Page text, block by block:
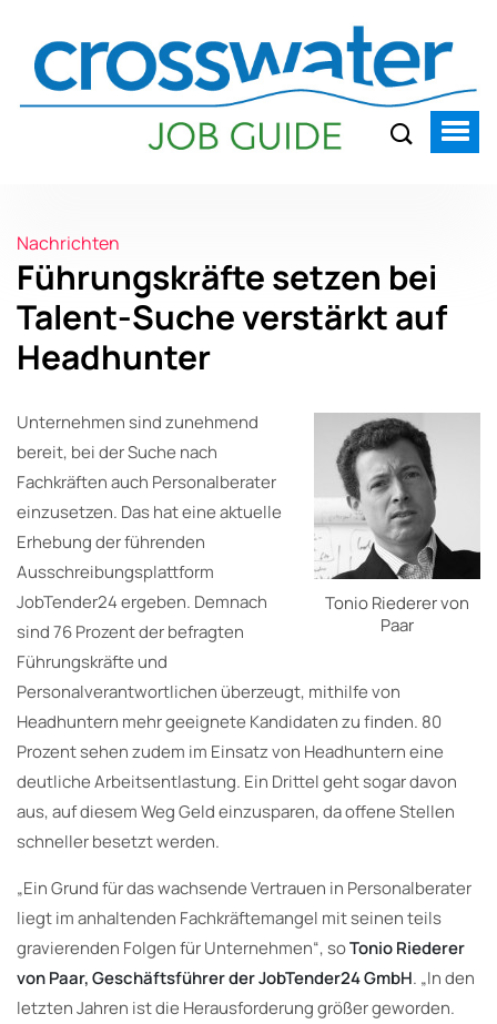
Nachrichten
Führungskräfte setzen bei
Talent-Suche verstärkt auf
Headhunter
Tonio Riederer von
Paar
Unternehmen sind zunehmend
bereit, bei der Suche nach
Fachkräften auch Personalberater
einzusetzen. Das hat eine aktuelle
Erhebung der führenden
Ausschreibungsplattform
JobTender24 ergeben. Demnach
sind 76 Prozent der befragten
Führungskräfte und
Personalverantwortlichen überzeugt, mithilfe von
Headhuntern mehr geeignete Kandidaten zu finden. 80
Prozent sehen zudem im Einsatz von Headhuntern eine
deutliche Arbeitsentlastung. Ein Drittel geht sogar davon
aus, auf diesem Weg Geld einzusparen, da offene Stellen
schneller besetzt werden.
„Ein Grund für das wachsende Vertrauen in Personalberater
liegt im anhaltenden Fachkräftemangel mit seinen teils
gravierenden Folgen für Unternehmen“, soTonio Riederer
von Paar, Geschäftsführer der JobTender24 GmbH. „In den
letzten Jahren ist die Herausforderung größer geworden.